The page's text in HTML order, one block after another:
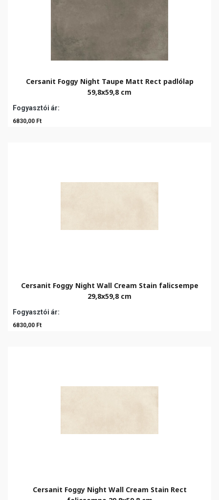
Cersanit Foggy Night Taupe Matt Rect padlólap
59,8x59,8 cm
Fogyasztói ár:
6830,00 Ft
Cersanit Foggy Night Wall Cream Stain falicsempe
29,8x59,8 cm
Fogyasztói ár:
6830,00 Ft
Cersanit Foggy Night Wall Cream Stain Rect